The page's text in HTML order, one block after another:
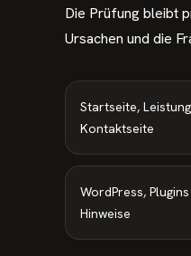
Die Prüfung bleibt
Ursachen und die
Startseite,
Kontaktseite
WordPress,
Hinweise